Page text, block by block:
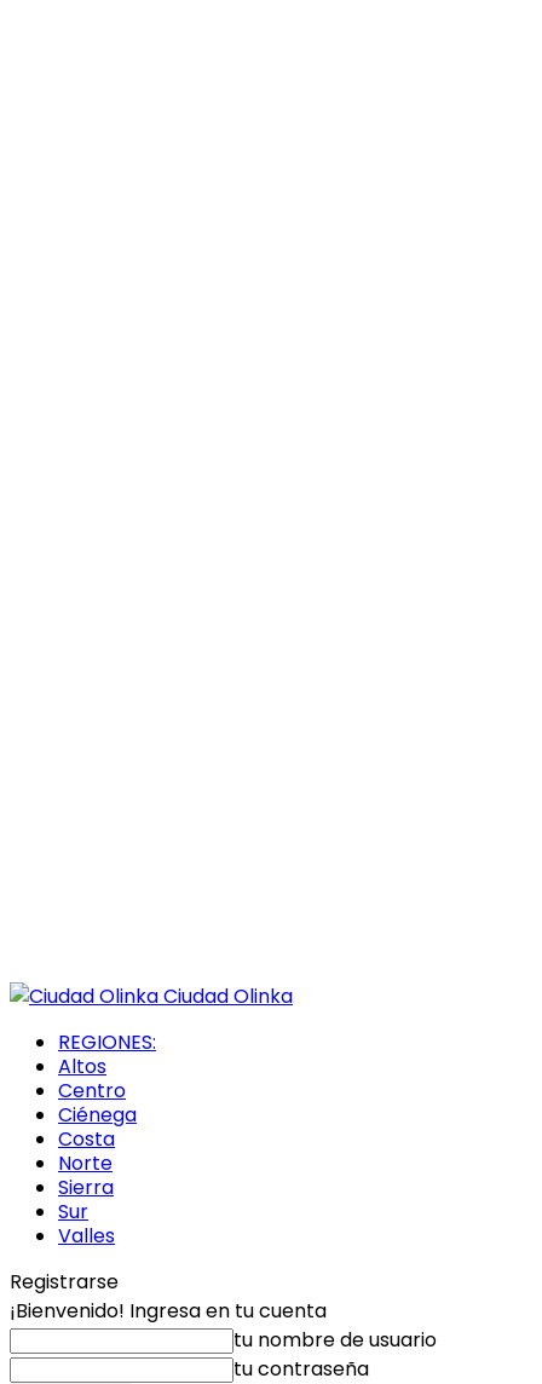
Ciudad Olinka
REGIONES:
Altos
Centro
Ciénega
Costa
Norte
Sierra
Sur
Valles
Registrarse
¡Bienvenido! Ingresa en tu cuenta
tu nombre de usuario
tu contraseña